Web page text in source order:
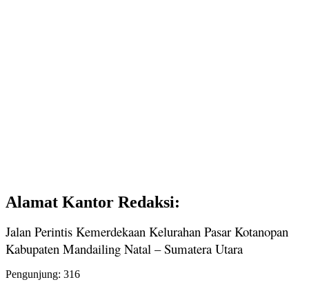
Alamat Kantor Redaksi:
Jalan Perintis Kemerdekaan Kelurahan Pasar Kotanopan
Kabupaten Mandailing Natal – Sumatera Utara
Pengunjung: 316